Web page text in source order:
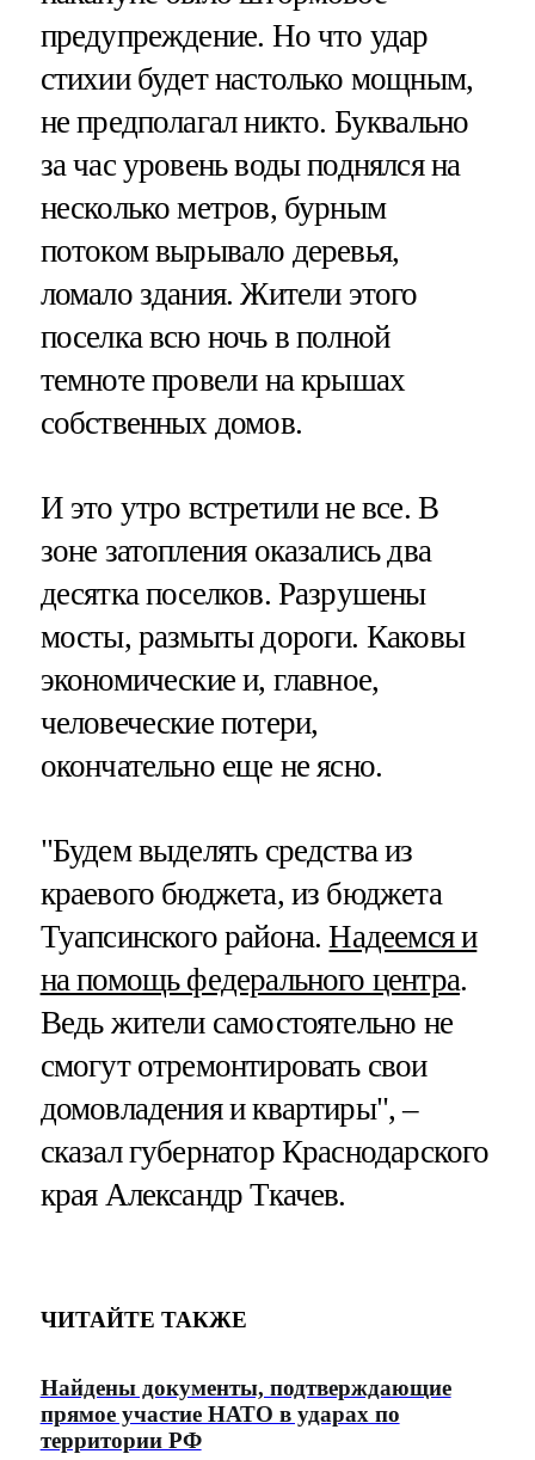
предупреждение. Но что удар
стихии будет настолько мощным,
не предполагал никто. Буквально
за час уровень воды поднялся на
несколько метров, бурным
потоком вырывало деревья,
ломало здания. Жители этого
поселка всю ночь в полной
темноте провели на крышах
собственных домов.
И это утро встретили не все. В
зоне затопления оказались два
десятка поселков. Разрушены
мосты, размыты дороги. Каковы
экономические и, главное,
человеческие потери,
окончательно еще не ясно.
"Будем выделять средства из
краевого бюджета, из бюджета
Туапсинского района.Надеемся и
на помощь федерального центра.
Ведь жители самостоятельно не
смогут отремонтировать свои
домовладения и квартиры", –
сказал губернатор Краснодарского
края Александр Ткачев.
ЧИТАЙТЕ ТАКЖЕ
Найдены документы, подтверждающие
прямое участие НАТО в ударах по
территории РФ